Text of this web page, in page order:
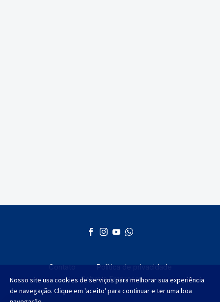
Contato
Política de privacidade
Sobre a Empresa
Nosso site usa cookies de serviços para melhorar sua experiência
de navegação. Clique em 'aceito' para continuar e ter uma boa